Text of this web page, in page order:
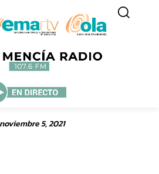
noviembre 5, 2021